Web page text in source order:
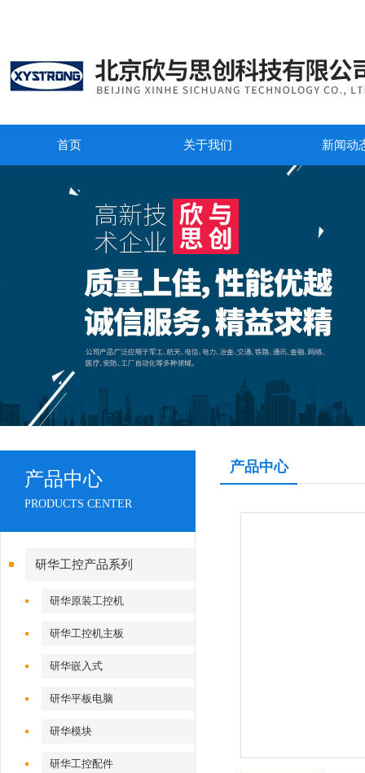
首页 关于我们 新闻动
产品中心
PRODUCTS CENTER
研华工控产品系列
研华原装工控机
研华工控机主板
研华嵌入式
研华平板电脑
研华模块
研华工控配件
产品中心